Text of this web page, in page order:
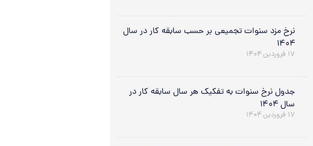
نرخ مزد سنوات تجمیعی بر حسب سابقه کار در سال
۱۴۰۴
۱۷ فروردین ۱۴۰۴
جدول نرخ سنوات به تفکیک هر سال سابقه کار در
سال ۱۴۰۴
۱۷ فروردین ۱۴۰۴